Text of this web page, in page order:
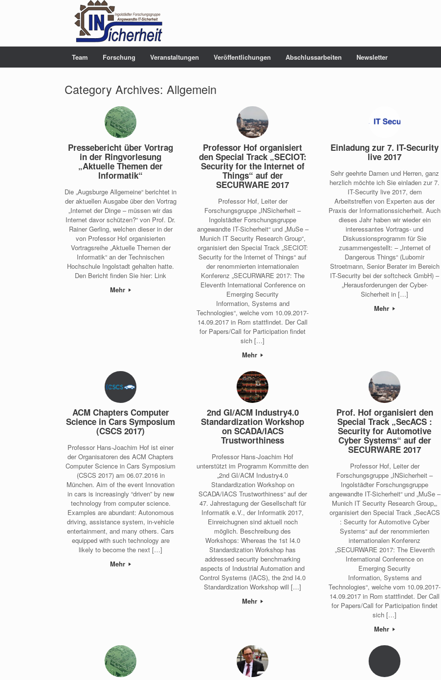
Team Forschung Veranstaltungen Veröffentlichungen Abschlussarbeiten Newsletter
Category Archives: Allgemein
Pressebericht über Vortrag
in der Ringvorlesung
„Aktuelle Themen der
Informatik“
Die „Augsburge Allgemeine“ berichtet in
der aktuellen Ausgabe über den Vortrag
„Internet der Dinge – müssen wir das
Internet davor schützen?“ von Prof. Dr.
Rainer Gerling, welchen dieser in der
von Professor Hof organisierten
Vortragsreihe „Aktuelle Themen der
Informatik“ an der Technischen
Hochschule Ingolstadt gehalten hatte.
Den Bericht finden Sie hier: Link
Mehr
Professor Hof organisiert
den Special Track „SECIOT:
Security for the Internet of
Things“ auf der
SECURWARE 2017
Professor Hof, Leiter der
Forschungsgruppe „INSicherheit –
Ingolstädter Forschungsgruppe
angewandte IT-Sicherheit“ und „MuSe –
Munich IT Security Research Group“,
organisiert den Special Track „SECIOT:
Security for the Internet of Things“ auf
der renommierten internationalen
Konferenz „SECURWARE 2017: The
Eleventh International Conference on
Emerging Security
Information, Systems and
Technologies“, welche vom 10.09.2017-
14.09.2017 in Rom stattfindet. Der Call
for Papers/Call for Participation findet
sich […]
Mehr
Einladung zur 7. IT-Security
live 2017
Sehr geehrte Damen und Herren, ganz
herzlich möchte ich Sie einladen zur 7.
IT-Security live 2017, dem
Arbeitstreffen von Experten aus der
Praxis der Informationssicherheit. Auch
dieses Jahr haben wir wieder ein
interessantes Vortrags- und
Diskussionsprogramm für Sie
zusammengestellt: – „Internet of
Dangerous Things“ (Lubomir
Stroetmann, Senior Berater im Bereich
IT-Security bei der softcheck GmbH) –
„Herausforderungen der Cyber-
Sicherheit in […]
Mehr
ACM Chapters Computer
Science in Cars Symposium
(CSCS 2017)
Professor Hans-Joachim Hof ist einer
der Organisatoren des ACM Chapters
Computer Science in Cars Symposium
(CSCS 2017) am 06.07.2016 in
München. Aim of the event Innovation
in cars is increasingly “driven” by new
technology from computer science.
Examples are abundant: Autonomous
driving, assistance system, in-vehicle
entertainment, and many others. Cars
equipped with such technology are
likely to become the next […]
Mehr
2nd GI/ACM Industry4.0
Standardization Workshop
on SCADA/IACS
Trustworthiness
Professor Hans-Joachim Hof
unterstützt im Programm Kommitte den
„2nd GI/ACM Industry4.0
Standardization Workshop on
SCADA/IACS Trustworthiness“ auf der
47. Jahrestagung der Gesellschaft für
Informatik e.V., der Informatik 2017,
Einreichugnen sind aktuell noch
möglich. Beschreibung des
Workshops: Whereas the 1st I4.0
Standardization Workshop has
addressed security benchmarking
aspects of Industrial Automation and
Control Systems (IACS), the 2nd I4.0
Standardization Workshop will […]
Mehr
Prof. Hof organisiert den
Special Track „SecACS :
Security for Automotive
Cyber Systems“ auf der
SECURWARE 2017
Professor Hof, Leiter der
Forschungsgruppe „INSicherheit –
Ingolstädter Forschungsgruppe
angewandte IT-Sicherheit“ und „MuSe –
Munich IT Security Research Group„,
organisiert den Special Track „SecACS
: Security for Automotive Cyber
Systems“ auf der renommierten
internationalen Konferenz
„SECURWARE 2017: The Eleventh
International Conference on
Emerging Security
Information, Systems and
Technologies“, welche vom 10.09.2017-
14.09.2017 in Rom stattfindet. Der Call
for Papers/Call for Participation findet
sich […]
Mehr